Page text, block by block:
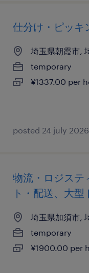
仕分け・ピッキ
埼玉県朝霞市,
temporary
¥1337.00 per
posted 24 july 2026
物流・ロジステ
ト・配送、大
埼玉県加須市,
temporary
¥1900.00 per